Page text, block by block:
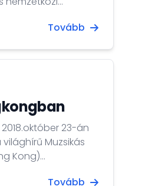
Hanoi,
Tovább
Muzsikás
Kong)
Tovább